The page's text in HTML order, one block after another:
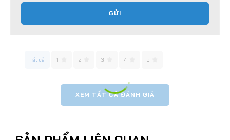
GỬI
Tất cả 1 2 3 4 5
XEM TẤT CẢ ĐÁNH GIÁ